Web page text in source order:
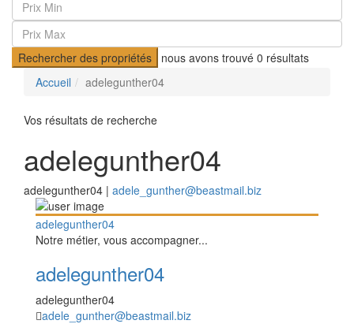
Rechercher des propriétés nous avons trouvé 0 résultats
Accueil
adelegunther04
Vos résultats de recherche
adelegunther04
adelegunther04 | adele_gunther@beastmail.biz
adelegunther04
Notre métier, vous accompagner...
adelegunther04
adelegunther04
adele_gunther@beastmail.biz